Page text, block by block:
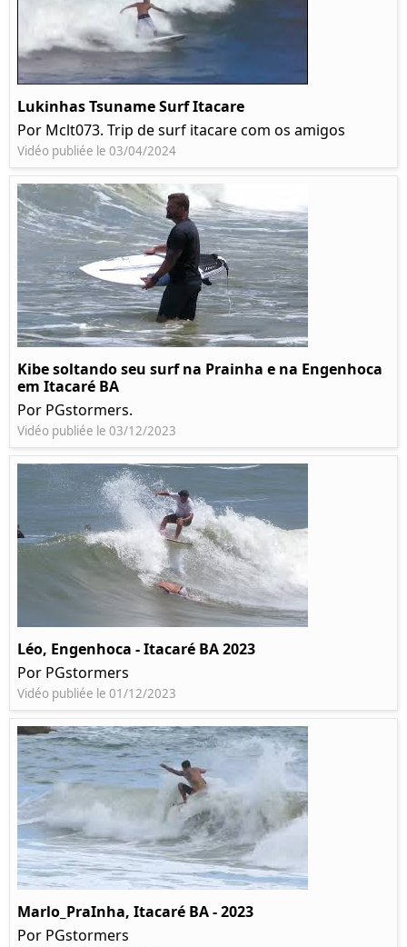
Lukinhas Tsuname Surf Itacare
Por Mclt073. Trip de surf itacare com os amigos
Vidéo publiée le 03/04/2024
Kibe soltando seu surf na Prainha e na Engenhoca
em Itacaré BA
Por PGstormers.
Vidéo publiée le 03/12/2023
Léo, Engenhoca - Itacaré BA 2023
Por PGstormers
Vidéo publiée le 01/12/2023
Marlo_PraInha, Itacaré BA - 2023
Por PGstormers